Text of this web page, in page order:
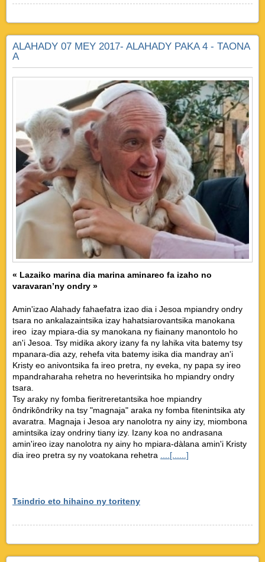
ALAHADY 07 MEY 2017- ALAHADY PAKA 4 - TAONA
A
« Lazaiko marina dia marina aminareo fa izaho no
varavaran’ny ondry »
Amin'izao Alahady fahaefatra izao dia i Jesoa mpiandry ondry
tsara no ankalazaintsika izay hahatsiarovantsika manokana
ireo izay mpiara-dia sy manokana ny fiainany manontolo ho
an'i Jesoa. Tsy midika akory izany fa ny lahika vita batemy tsy
mpanara-dia azy, rehefa vita batemy isika dia mandray an'i
Kristy eo anivontsika fa ireo pretra, ny eveka, ny papa sy ireo
mpandraharaha rehetra no heverintsika ho mpiandry ondry
tsara.
Tsy araky ny fomba fieritreretantsika hoe mpiandry
ôndrikôndriky na tsy "magnaja" araka ny fomba fitenintsika aty
avaratra. Magnaja i Jesoa ary nanolotra ny ainy izy, miombona
amintsika izay ondriny tiany izy. Izany koa no andrasana
amin'ireo izay nanolotra ny ainy ho mpiara-dàlana amin'i Kristy
dia ireo pretra sy ny voatokana rehetra
....[......]
Tsindrio eto hihaino ny toriteny